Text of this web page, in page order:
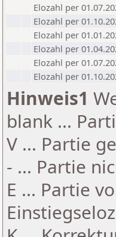
Elozahl per
Elozahl per
Elozahl per
Elozahl per
Elozahl per
Elozahl per
Hinweis1
blank ...
V ... Partie
- ... Partie
E ... Partie